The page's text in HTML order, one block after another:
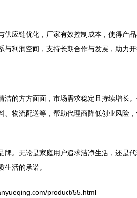
应链优化，厂家有效控制成本，使得产
利润空间，支持长期合作与发展，助力开
的方方面面，市场需求稳定且持续增长
物流配送等，帮助代理商降低创业风险
。无论是家庭用户追求洁净生活，还是
活的承诺。
product/55.html